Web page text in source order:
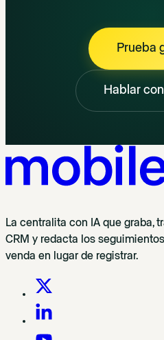
Prueba
Hablar
La centralita con IA que graba,
CRM y redacta los
venda en lugar de registrar.